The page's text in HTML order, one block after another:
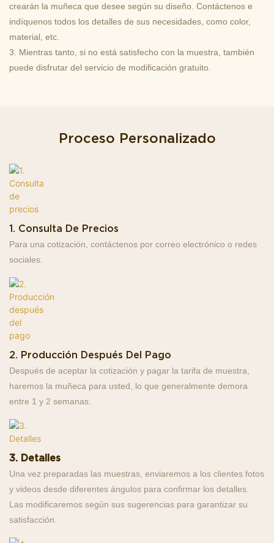
crearán la muñeca que desee según su diseño. Contáctenos e
indíquenos todos los detalles de sus necesidades, como color,
material, etc.
3. Mientras tanto, si no está satisfecho con la muestra, también
puede disfrutar del servicio de modificación gratuito.
Proceso Personalizado
1. Consulta De Precios
Para una cotización, contáctenos por correo electrónico o redes
sociales.
2. Producción Después Del Pago
Después de aceptar la cotización y pagar la tarifa de muestra,
haremos la muñeca para usted, lo que generalmente demora
entre 1 y 2 semanas.
3. Detalles
Una vez preparadas las muestras, enviaremos a los clientes fotos
y videos desde diferentes ángulos para confirmar los detalles.
Las modificaremos según sus sugerencias para garantizar su
satisfacción.